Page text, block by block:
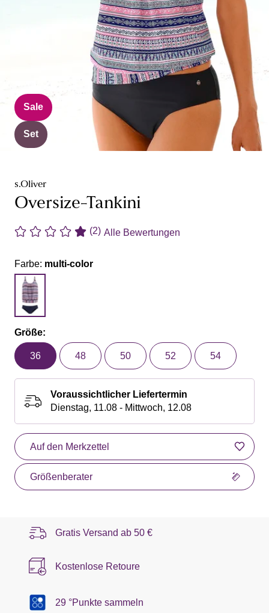
Sale
Set
s.Oliver
Oversize-Tankini
(2) Alle Bewertungen
Farbe: multi-color
Größe:
36 48 50 52 54
Voraussichtlicher Liefertermin
Dienstag, 11.08 - Mittwoch, 12.08
Auf den Merkzettel
Größenberater
Gratis Versand ab 50 €
Kostenlose Retoure
29 °Punkte sammeln